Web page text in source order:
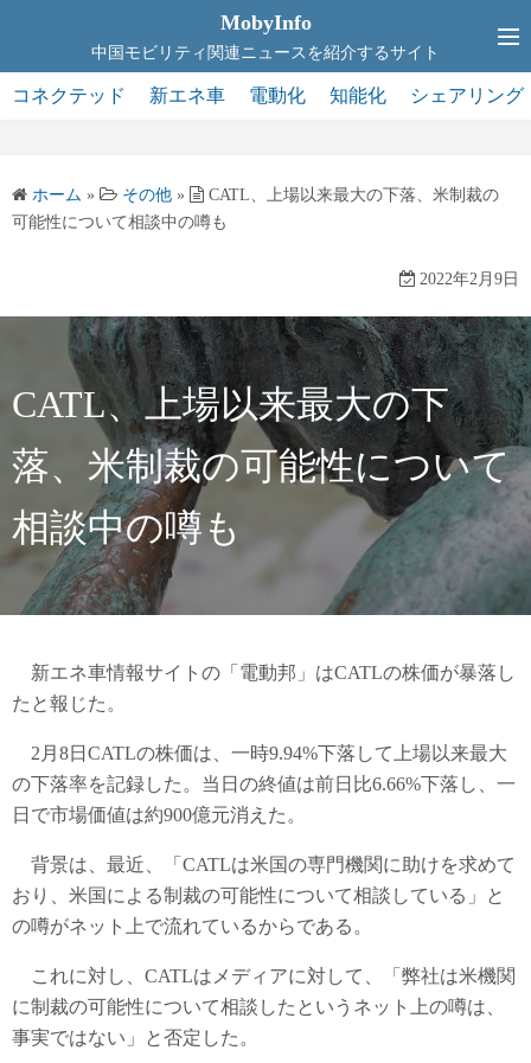
テ
ン
ス
キ
MobyInfo
中国モビリティ関連ニュースを紹介するサイト
コネクテッド 新エネ車 電動化 知能化 シェアリング
ホーム » その他 »
CATL、上場以来最大の下落、米制裁の
可能性について相談中の噂も
2022年2月9日
CATL、上場以来最大の下
落、米制裁の可能性について
相談中の噂も
新エネ車情報サイトの「電動邦」はCATLの株価が暴落し
たと報じた。
2月8日CATLの株価は、一時9.94%下落して上場以来最大
の下落率を記録した。当日の終値は前日比6.66%下落し、一
日で市場価値は約900億元消えた。
背景は、最近、「CATLは米国の専門機関に助けを求めて
おり、米国による制裁の可能性について相談している」と
の噂がネット上で流れているからである。
これに対し、CATLはメディアに対して、「弊社は米機関
に制裁の可能性について相談したというネット上の噂は、
事実ではない」と否定した。